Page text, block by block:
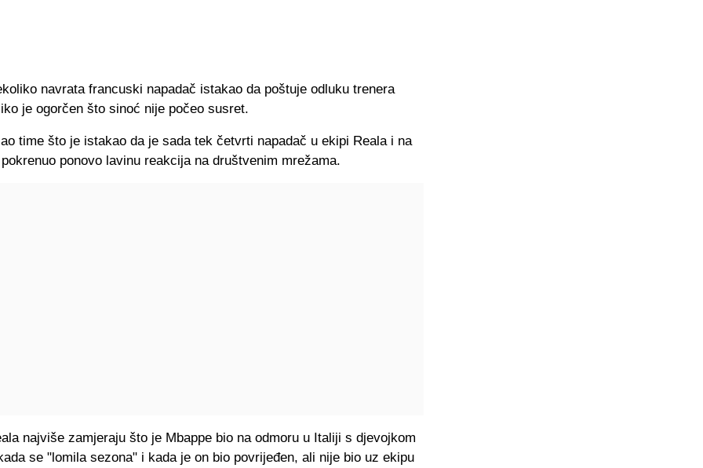
navrata francuski napadač istakao da poštuje odluku trenera
je ogorčen što sinoć nije počeo susret.
time što je istakao da je sada tek četvrti napadač u ekipi Reala i na
ponovo lavinu reakcija na društvenim mrežama.
najviše zamjeraju što je Mbappe bio na odmoru u Italiji s djevojkom
se "lomila sezona" i kada je on bio povrijeđen, ali nije bio uz ekipu